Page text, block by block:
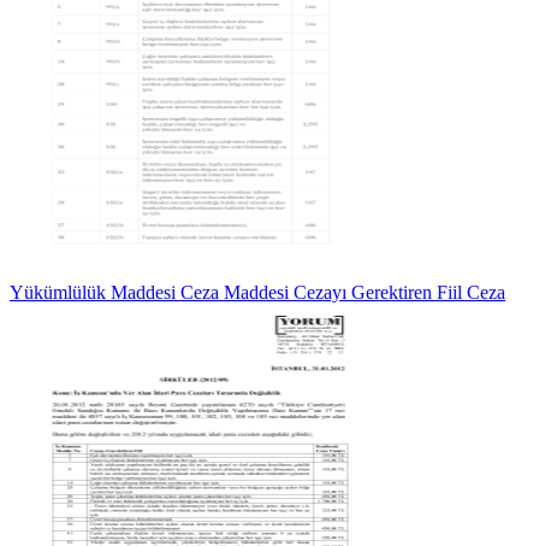
Yükümlülük Maddesi Ceza Maddesi Cezayı Gerektiren Fiil Ceza